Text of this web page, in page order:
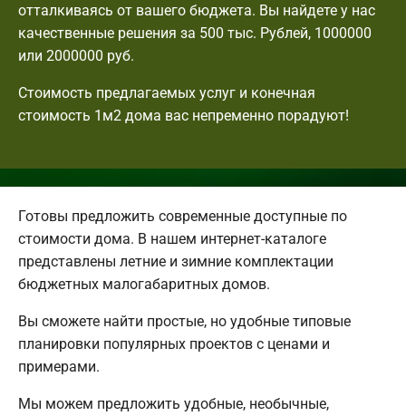
отталкиваясь от вашего бюджета. Вы найдете у нас
качественные решения за 500 тыс. Рублей, 1000000
или 2000000 руб.
Стоимость предлагаемых услуг и конечная
стоимость 1м2 дома вас непременно порадуют!
Готовы предложить современные доступные по
стоимости дома. В нашем интернет-каталоге
представлены летние и зимние комплектации
бюджетных малогабаритных домов.
Вы сможете найти простые, но удобные типовые
планировки популярных проектов с ценами и
примерами.
Мы можем предложить удобные, необычные,